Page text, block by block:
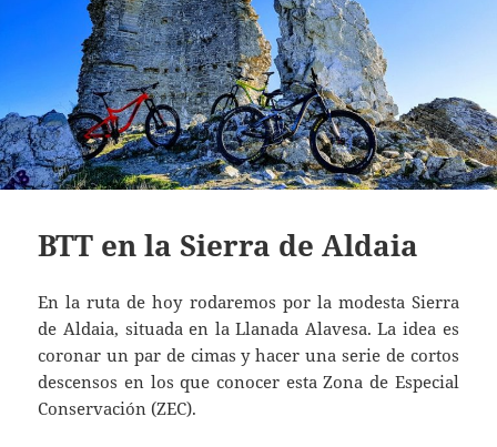
BTT en la Sierra de Aldaia
En la ruta de hoy rodaremos por la modesta Sierra
de Aldaia, situada en la Llanada Alavesa. La idea es
coronar un par de cimas y hacer una serie de cortos
descensos en los que conocer esta Zona de Especial
Conservación (ZEC).